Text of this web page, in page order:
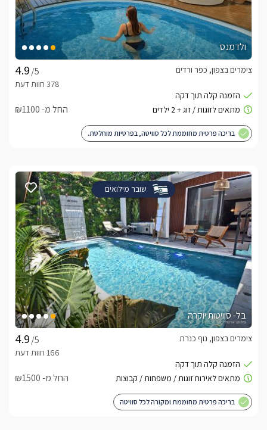
ולדמנס
/5
צימרים בצפון, כפר ורדים
החל מ- ₪1100
בריכה פרטית מחוממת לכל סוויטה, בפרטיות מוחלטת.
שובר מילואים
בל- סוויטות יוקרה
/5
צימרים בצפון, נוף כנרת
החל מ- ₪1500
בריכה פרטית מחוממת ומקורה לכל סוויטה